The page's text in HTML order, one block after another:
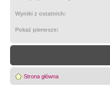
Wyniki z ostatnich:
Pokaż pierwsze:
Strona główna